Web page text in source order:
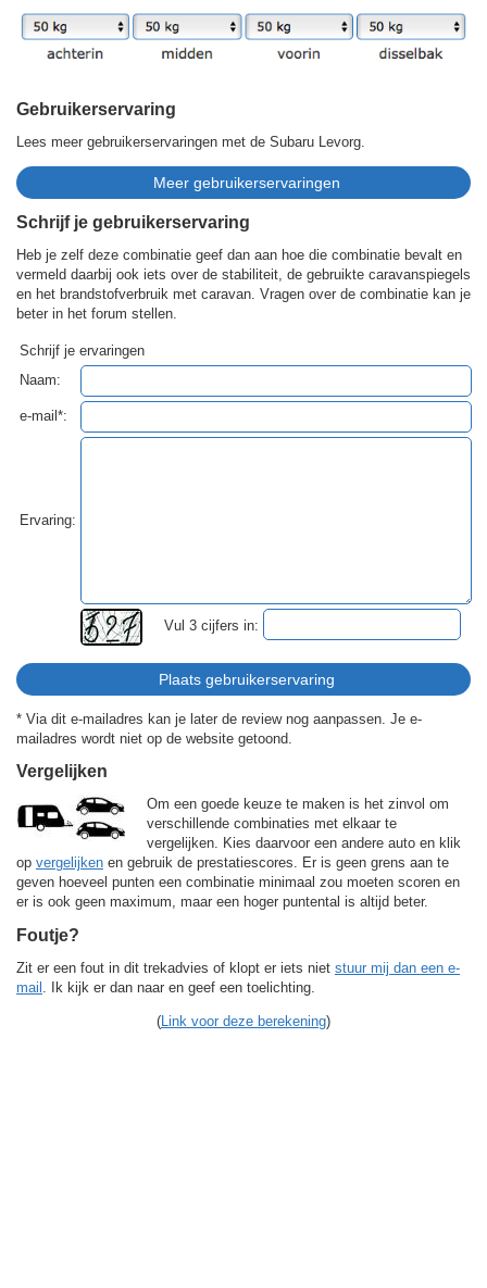
Gebruikerservaring
Lees meer gebruikerservaringen met de Subaru Levorg.
Schrijf je gebruikerservaring
Heb je zelf deze combinatie geef dan aan hoe die combinatie bevalt en
vermeld daarbij ook iets over de stabiliteit, de gebruikte caravanspiegels
en het brandstofverbruik met caravan. Vragen over de combinatie kan je
beter in het forum stellen.
Schrijf je ervaringen
Naam:
e-mail*:
Ervaring:
Vul 3 cijfers in:
* Via dit e-mailadres kan je later de review nog aanpassen. Je e-
mailadres wordt niet op de website getoond.
Vergelijken
Om een goede keuze te maken is het zinvol om
verschillende combinaties met elkaar te
vergelijken. Kies daarvoor een andere auto en klik
op vergelijken en gebruik de prestatiescores. Er is geen grens aan te
geven hoeveel punten een combinatie minimaal zou moeten scoren en
er is ook geen maximum, maar een hoger puntental is altijd beter.
Foutje?
Zit er een fout in dit trekadvies of klopt er iets niet stuur mij dan een e-
mail
. Ik kijk er dan naar en geef een toelichting.
( Link voor deze berekening)